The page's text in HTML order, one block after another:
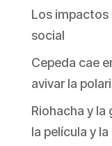
Los impactos
social
Cepeda cae
avivar la
Riohacha y la
la película y